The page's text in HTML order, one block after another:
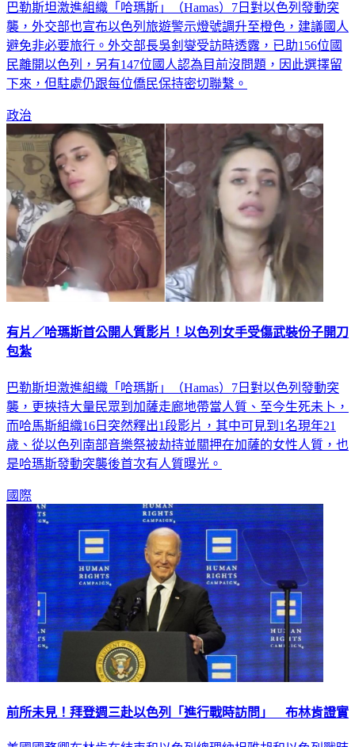
巴勒斯坦激進組織「哈瑪斯」（Hamas）7日對以色列發動突
襲，外交部也宣布以色列旅遊警示燈號調升至橙色，建議國人
避免非必要旅行。外交部長吳釗燮受訪時透露，已助156位國
民離開以色列，另有147位國人認為目前沒問題，因此選擇留
下來，但駐處仍跟每位僑民保持密切聯繫。
政治
有片／哈瑪斯首公開人質影片！以色列女手受傷武裝份子開刀
包紮
巴勒斯坦激進組織「哈瑪斯」（Hamas）7日對以色列發動突
襲，更挾持大量民眾到加薩走廊地帶當人質、至今生死未卜，
而哈馬斯組織16日突然釋出1段影片，其中可見到1名現年21
歲、從以色列南部音樂祭被劫持並關押在加薩的女性人質，也
是哈瑪斯發動突襲後首次有人質曝光。
國際
前所未見！拜登週三赴以色列「進行戰時訪問」 布林肯證實